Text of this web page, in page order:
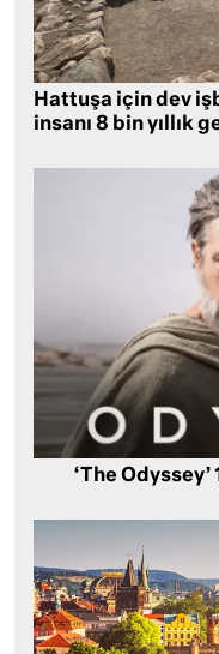
Hattuşa için dev
insanı 8 bin yıllık
‘The